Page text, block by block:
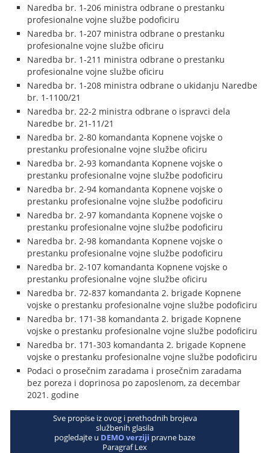
Naredba br. 1-206 ministra odbrane o prestanku
profesionalne vojne službe podoficiru
Naredba br. 1-207 ministra odbrane o prestanku
profesionalne vojne službe oficiru
Naredba br. 1-211 ministra odbrane o prestanku
profesionalne vojne službe oficiru
Naredba br. 1-208 ministra odbrane o ukidanju Naredbe
br. 1-1100/21
Naredba br. 22-2 ministra odbrane o ispravci dela
Naredbe br. 21-11/21
Naredba br. 2-80 komandanta Kopnene vojske o
prestanku profesionalne vojne službe oficiru
Naredba br. 2-93 komandanta Kopnene vojske o
prestanku profesionalne vojne službe podoficiru
Naredba br. 2-94 komandanta Kopnene vojske o
prestanku profesionalne vojne službe podoficiru
Naredba br. 2-97 komandanta Kopnene vojske o
prestanku profesionalne vojne službe podoficiru
Naredba br. 2-98 komandanta Kopnene vojske o
prestanku profesionalne vojne službe podoficiru
Naredba br. 2-107 komandanta Kopnene vojske o
prestanku profesionalne vojne službe oficiru
Naredba br. 72-837 komandanta 2. brigade Kopnene
vojske o prestanku profesionalne vojne službe podoficiru
Naredba br. 171-38 komandanta 2. brigade Kopnene
vojske o prestanku profesionalne vojne službe podoficiru
Naredba br. 171-303 komandanta 2. brigade Kopnene
vojske o prestanku profesionalne vojne službe podoficiru
Podaci o prosečnim zaradama i prosečnim zaradama
bez poreza i doprinosa po zaposlenom, za decembar
2021. godine
Sve propise iz ovog i prethodnih brojeva
službenih glasila
pogledajte u DEMO verziji pravne baze
Paragraf Lex